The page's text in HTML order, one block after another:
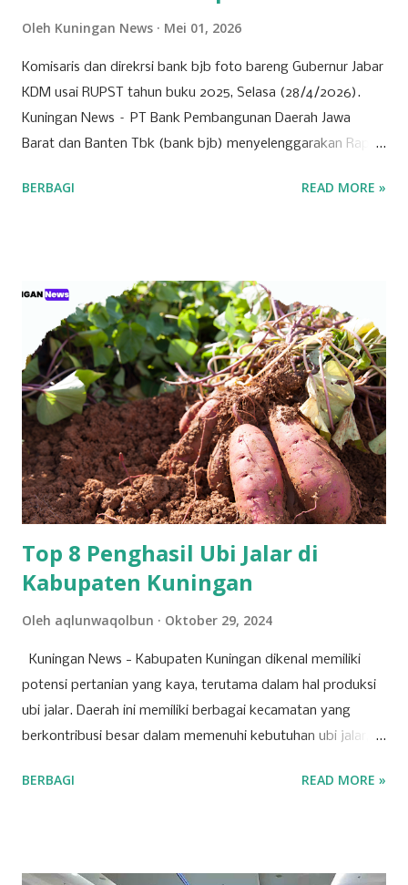
Oleh Kuningan News Mei 01, 2026
Komisaris dan direkrsi bank bjb foto bareng Gubernur Jabar
KDM usai RUPST tahun buku 2025, Selasa (28/4/2026).
Kuningan News – PT Bank Pembangunan Daerah Jawa
Barat dan Banten Tbk (bank bjb) menyelenggarakan Rapat
2025 pada Selasa (28/4/2026). Rapat berlangsung secara
yang mengedepankan prinsip tata kelola perusahaan yang
baik, bank bjb mengundang seluruh pemegang saham
untuk turut serta dalam forum strategis ini. RUPST menjadi
wadah penting dalam proses pengambilan keputusan yang
berdampak langsung pada arah dan pertumbuhan
perusahaan ke depan. Tujuh agenda utama telah disusun
untuk dibahas dan diputuskan dalam RUPST kali ini.
Agenda-agenda tersebut disusun berdasarkan peraturan
perundang-undangan, usulan pemegang saham utama,
serta kepentingan strategis korporasi dalam men...
BERBAGI READ MORE »
Top 8 Penghasil Ubi Jalar di
Kabupaten Kuningan
Oleh aqlunwaqolbun Oktober 29, 2024
Kuningan News - Kabupaten Kuningan dikenal memiliki
potensi pertanian yang kaya, terutama dalam hal produksi
ubi jalar. Daerah ini memiliki berbagai kecamatan yang
berkontribusi besar dalam memenuhi kebutuhan ubi jalar,
tujuh kecamatan di Kabupaten Kuningan yang mencatat
BERBAGI READ MORE »